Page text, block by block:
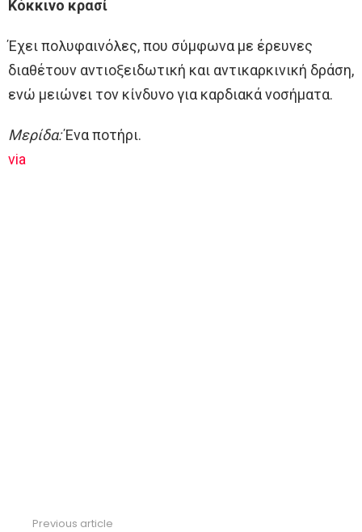
Κόκκινο κρασί
Έχει πολυφαινόλες, που σύμφωνα με έρευνες
διαθέτουν αντιοξειδωτική και αντικαρκινική δράση,
ενώ μειώνει τον κίνδυνο για καρδιακά νοσήματα.
Μερίδα:Ένα ποτήρι.
via
Previous article